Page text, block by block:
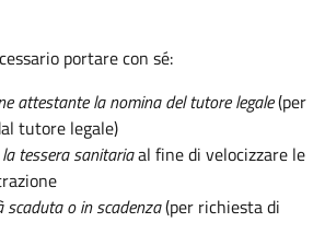
portare con sé:
attestante la nomina del tutore legale(per
tutore legale)
tessera sanitariaal fine di velocizzare le
o in scadenza(per richiesta di